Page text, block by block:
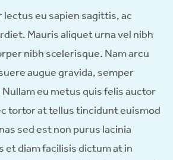
eu sapien sagittis, ac
Mauris aliquet urna vel nibh
nibh scelerisque. Nam arcu
augue gravida, semper
eu metus quis felis auctor
tortor at tellus tincidunt euismod
sed est non purus lacinia
diam facilisis dictum at in